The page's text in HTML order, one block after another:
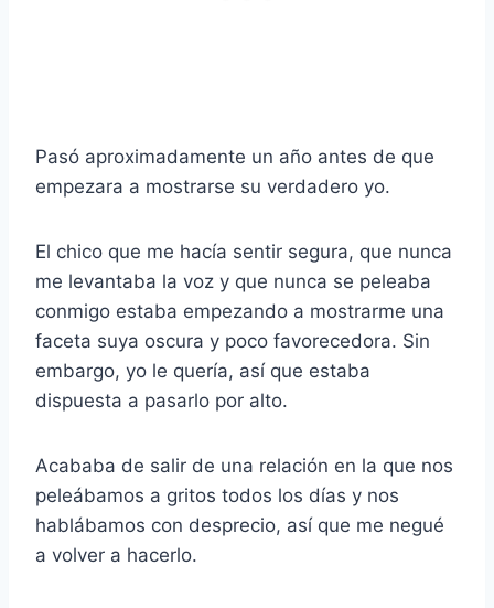
Pasó aproximadamente un año antes de que
empezara a mostrarse su verdadero yo.
El chico que me hacía sentir segura, que nunca
me levantaba la voz y que nunca se peleaba
conmigo estaba empezando a mostrarme una
faceta suya oscura y poco favorecedora. Sin
embargo, yo le quería, así que estaba
dispuesta a pasarlo por alto.
Acababa de salir de una relación en la que nos
peleábamos a gritos todos los días y nos
hablábamos con desprecio, así que me negué
a volver a hacerlo.